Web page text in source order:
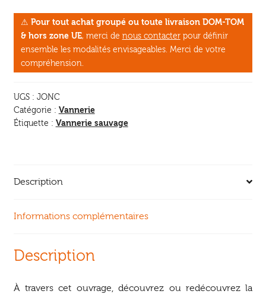
Vannerie
de
jonc
⚠ Pour tout achat groupé ou toute livraison DOM-TOM
& hors zone UE, merci de nous contacterpour définir
ensemble les modalités envisageables. Merci de votre
compréhension.
UGS : JONC
Catégorie : Vannerie
Étiquette : Vannerie sauvage
Description
Informations complémentaires
Description
À travers cet ouvrage, découvrez ou redécouvrez la